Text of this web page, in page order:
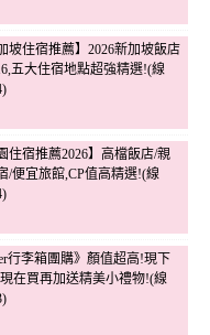
坡住宿推薦】2026新加坡飯店
五大住宿地點超強精選!(線
住宿推薦2026】高檔飯店/親
/便宜旅館,CP值高精選!(線
行李箱團購》顏值超高!現下
在買再加送精美小禮物!(線